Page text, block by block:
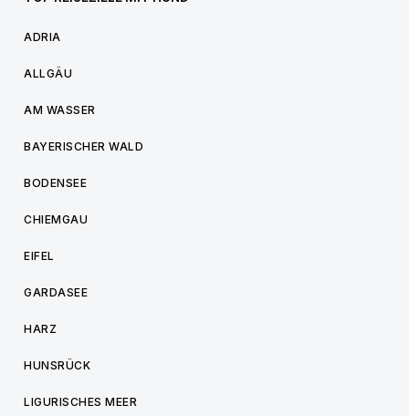
ADRIA
ALLGÄU
AM WASSER
BAYERISCHER WALD
BODENSEE
CHIEMGAU
EIFEL
GARDASEE
HARZ
HUNSRÜCK
LIGURISCHES MEER